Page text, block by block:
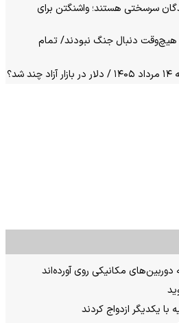
سرسختی هستند؛ واشنگتن برای
دنبال جنگ نبودند/ تمام
مکانیکی روی آورده‌اند
با یکدیگر ازدواج کردند